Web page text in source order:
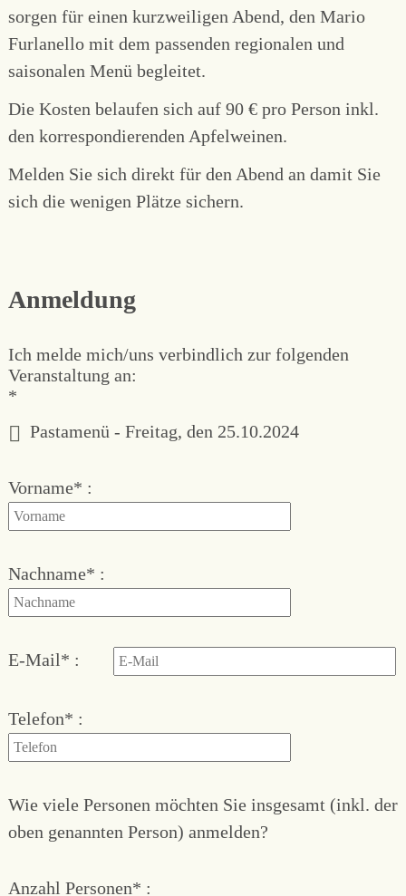
sorgen für einen kurzweiligen Abend, den Mario
Furlanello mit dem passenden regionalen und
saisonalen Menü begleitet.
Die Kosten belaufen sich auf 90 € pro Person inkl.
den korrespondierenden Apfelweinen.
Melden Sie sich direkt für den Abend an damit Sie
sich die wenigen Plätze sichern.
Anmeldung
Pflichtfeld
Ich melde mich/uns verbindlich zur folgenden
Veranstaltung an:
*
Pastamenü - Freitag, den 25.10.2024
Pflichtfeld
Vorname*
Pflichtfeld
Nachname*
Pflichtfeld
E-Mail*
Pflichtfeld
Telefon*
Wie viele Personen möchten Sie insgesamt (inkl. der
oben genannten Person) anmelden?
Pflichtfeld
Anzahl Personen*